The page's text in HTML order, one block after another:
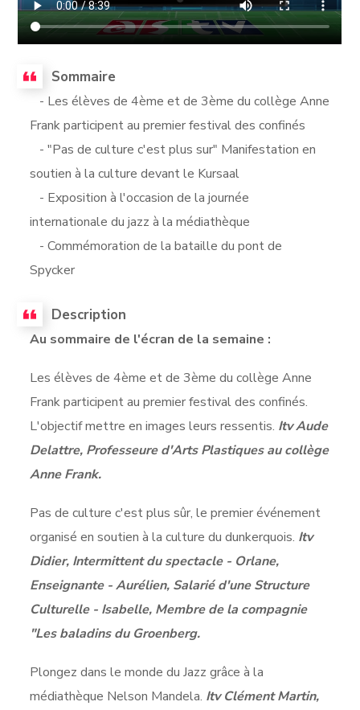
Sommaire
- Les élèves de 4ème et de 3ème du collège Anne
Frank participent au premier festival des confinés
- "Pas de culture c'est plus sur" Manifestation en
soutien à la culture devant le Kursaal
- Exposition à l'occasion de la journée
internationale du jazz à la médiathèque
- Commémoration de la bataille du pont de
Spycker
Description
Au sommaire de l'écran de la semaine :
Les élèves de 4ème et de 3ème du collège Anne
Frank participent au premier festival des confinés.
L'objectif mettre en images leurs ressentis. Itv Aude
Delattre, Professeure d'Arts Plastiques au collège
Anne Frank.
Pas de culture c'est plus sûr, le premier événement
organisé en soutien à la culture du dunkerquois. Itv
Didier, Intermittent du spectacle - Orlane,
Enseignante - Aurélien, Salarié d'une Structure
Culturelle - Isabelle, Membre de la compagnie
"Les baladins du Groenberg.
Plongez dans le monde du Jazz grâce à la
médiathèque Nelson Mandela. Itv Clément Martin,